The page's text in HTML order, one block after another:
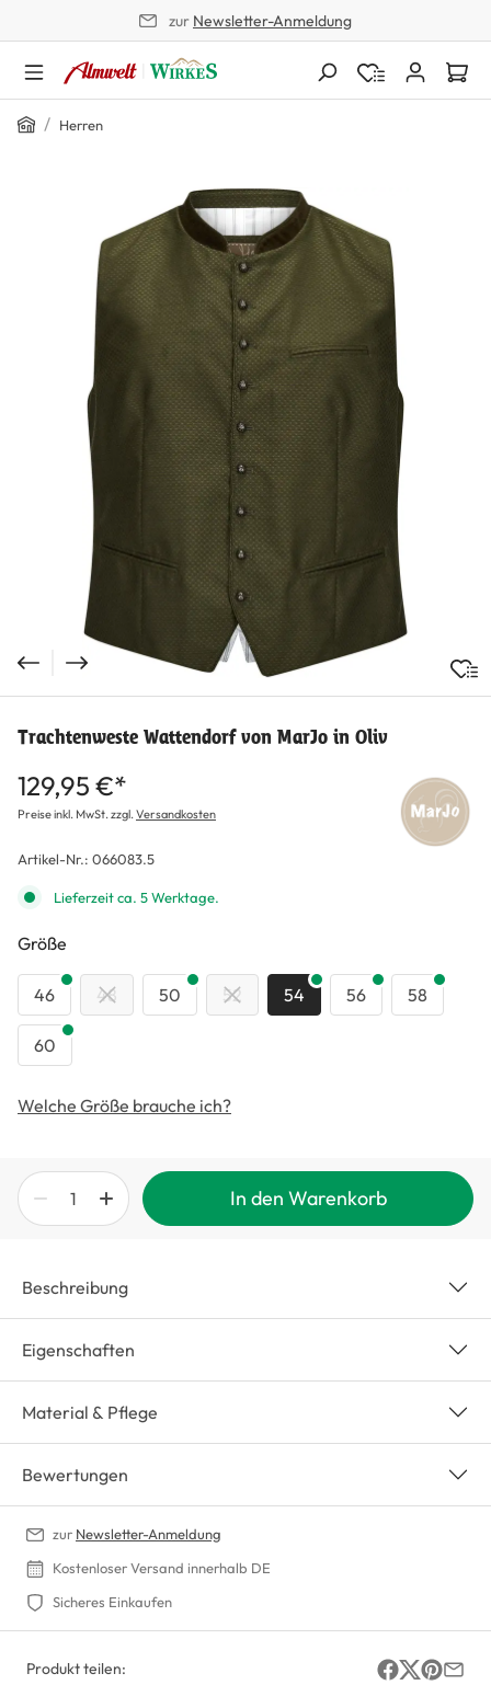
zur Newsletter-Anmeldung
Home
/ Herren
Trachtenweste Wattendorf von MarJo in Oliv
129,95 €*
Preise inkl. MwSt. zzgl.Versandkosten
Artikel-Nr.: 066083.5
Lieferzeit ca. 5 Werktage.
Größe
46 48 50 52 54 56 58
60
Welche Größe brauche ich?
In den Warenkorb
Beschreibung
Eigenschaften
Material & Pflege
Bewertungen
zur Newsletter-Anmeldung
Kostenloser Versand innerhalb DE
Sicheres Einkaufen
Produkt teilen: